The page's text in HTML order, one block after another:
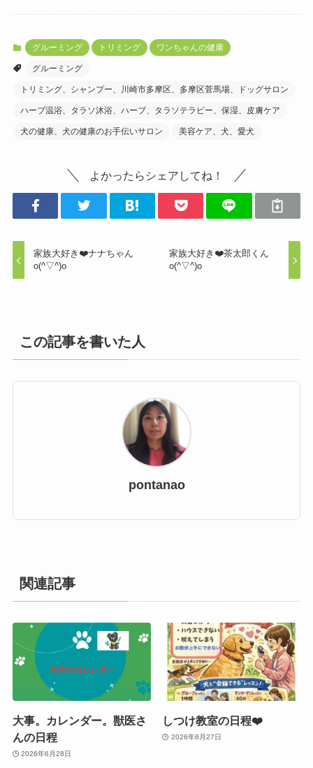
グルーミング トリミング ワンちゃんの健康
グルーミング
トリミング、シャンプー、川崎市多摩区、多摩区菅馬場、ドッグサロン
ハーブ温浴、タラソ沐浴、ハーブ、タラソテラピー、保湿、皮膚ケア
犬の健康、犬の健康のお手伝いサロン 美容ケア、犬、愛犬
よかったらシェアしてね！
家族大好き❤️ナナちゃん
o(^▽^)o
家族大好き❤️茶太郎くん
o(^▽^)o
この記事を書いた人
pontanao
関連記事
大事。カレンダー。獣医さ
んの日程
2026年6月28日
しつけ教室の日程❤️
2026年6月27日